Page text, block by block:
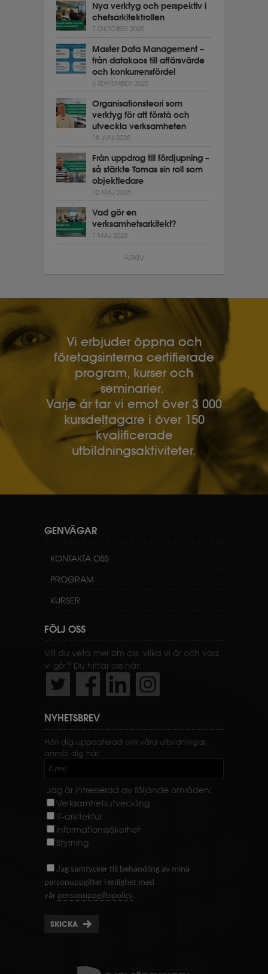
Nya verktyg och perspektiv i
chefsarkitektrollen
7 OKTOBER 2025
Master Data Management –
från datakaos till affärsvärde
och konkurrensfördel
3 SEPTEMBER 2025
Organisationsteori som
verktyg för att förstå och
utveckla verksamheten
18 JUNI 2025
Från uppdrag till fördjupning –
så stärkte Tomas sin roll som
objektledare
12 MAJ 2025
Vad gör en
verksamhetsarkitekt?
7 MAJ 2025
ARKIV
Vi erbjuder öppna och
företagsinterna certifierade
program, kurser och
seminarier.
Varje år tar vi emot över 3 000
kursdeltagare i över 150
kvalificerade
utbildningsaktiviteter.
GENVÄGAR
KONTAKTA OSS
PROGRAM
KURSER
FÖLJ OSS
Vill du veta mer om oss, vilka vi är och vad
vi gör? Du hittar oss här:
NYHETSBREV
Håll dig uppdaterad om våra utbildningar,
anmäl dig här.
E-post
Jag är intresserad av följande områden:
Verksamhetsutveckling
IT-arkitektur
Informationssäkerhet
Styrning
Jag samtycker till behandling av mina
personuppgifter i enlighet med
vår personuppgiftspolicy.
SKICKA